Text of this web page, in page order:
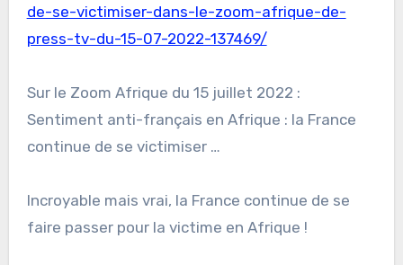
de-se-victimiser-dans-le-zoom-afrique-de-
press-tv-du-15-07-2022-137469/
Sur le Zoom Afrique du 15 juillet 2022 :
Sentiment anti-français en Afrique : la France
continue de se victimiser …
Incroyable mais vrai, la France continue de se
faire passer pour la victime en Afrique !